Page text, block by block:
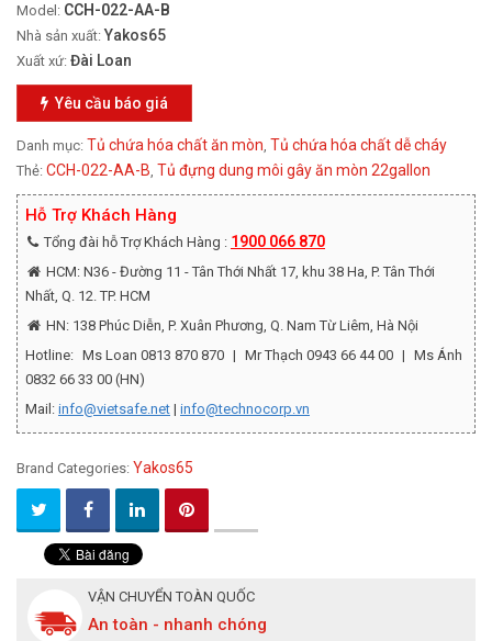
Model: CCH-022-AA-B
Nhà sản xuất: Yakos65
Xuất xứ: Đài Loan
Yêu cầu báo giá
Danh mục: Tủ chứa hóa chất ăn mòn, Tủ chứa hóa chất dễ cháy
Thẻ: CCH-022-AA-B, Tủ đựng dung môi gây ăn mòn 22gallon
Hỗ Trợ Khách Hàng
Tổng đài hỗ Trợ Khách Hàng : 1900 066 870
HCM: N36 - Đường 11 - Tân Thới Nhất 17, khu 38 Ha, P. Tân Thới
Nhất, Q. 12. TP. HCM
HN: 138 Phúc Diễn, P. Xuân Phương, Q. Nam Từ Liêm, Hà Nội
Hotline: Ms Loan 0813 870 870 | Mr Thạch 0943 66 44 00 | Ms Ánh
0832 66 33 00 (HN)
Mail: info@vietsafe.net | info@technocorp.vn
Brand Categories: Yakos65
VẬN CHUYỂN TOÀN QUỐC
An toàn - nhanh chóng